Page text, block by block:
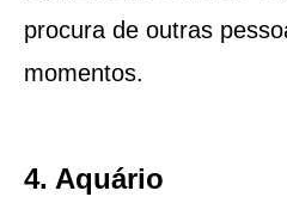
procura de outras
momentos.
4. Aquário